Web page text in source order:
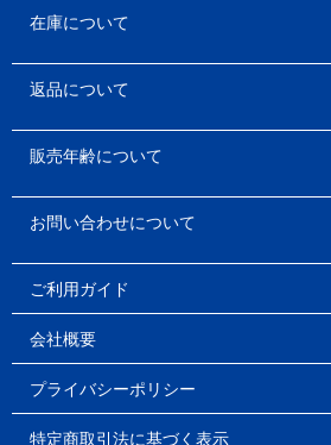
在庫について
返品について
販売年齢について
お問い合わせについて
ご利用ガイド
会社概要
プライバシーポリシー
特定商取引法に基づく表示